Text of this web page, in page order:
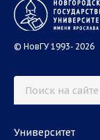
© НовГУ 1993- 2026
Университет